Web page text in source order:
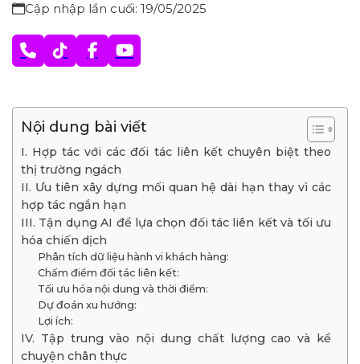
Cập nhập lần cuối: 19/05/2025
Nội dung bài viết
I. Hợp tác với các đối tác liên kết chuyên biệt theo
thị trường ngách
II. Ưu tiên xây dựng mối quan hệ dài hạn thay vì các
hợp tác ngắn hạn
III. Tận dụng AI để lựa chọn đối tác liên kết và tối ưu
hóa chiến dịch
Phân tích dữ liệu hành vi khách hàng:
Chấm điểm đối tác liên kết:
Tối ưu hóa nội dung và thời điểm:
Dự đoán xu hướng:
Lợi ích:
IV. Tập trung vào nội dung chất lượng cao và kể
chuyện chân thực